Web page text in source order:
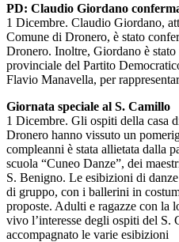
PD: Claudio Giordano
1 Dicembre. Claudio Giordano,
Comune di Dronero, è stato
Dronero. Inoltre, Giordano è stato
provinciale del Partito
Flavio Manavella, per
Giornata speciale al S. Camillo
1 Dicembre. Gli ospiti della casa
Dronero hanno vissuto un
compleanni è stata allietata dalla
scuola “Cuneo Danze”, dei
S. Benigno. Le esibizioni di
di gruppo, con i ballerini in
proposte. Adulti e ragazze con la
vivo l’interesse degli ospiti del S.
accompagnato le varie esibizioni